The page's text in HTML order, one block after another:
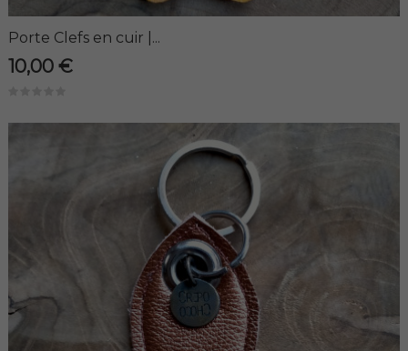
Porte Clefs en cuir |...
10,00 €